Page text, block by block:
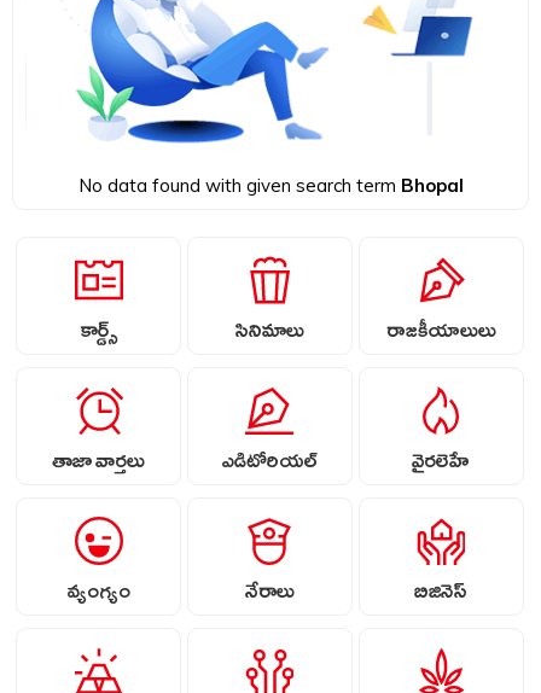
No data found with given search term Bhopal
కార్డ్స్ సినిమాలు రాజకీయాలులు
తాజా వార్తలు ఎడిటోరియల్ వైరలెహే
వ్యంగ్యం నేరాలు బిజినెస్